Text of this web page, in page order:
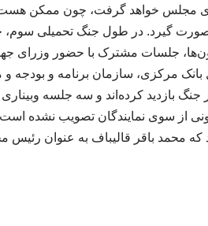
مجلس خواهد گرفت، چون ممکن
صورت گیرد. در طول جنگ تحمیلی
جلسات مشترک با حضور وزرای
مرکزی، سازمان برنامه و بودجه و
بازدید کرده‌اند و سه جلسه
از سوی نمایندگان تصویب نشده
محمد باقر قالیباف به عنوان رئیس